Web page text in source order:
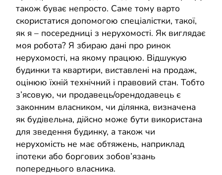
також буває непросто. Саме тому варто
скористатися допомогою спеціалістки, такої,
як я – посередниці з нерухомості. Як виглядає
моя робота? Я збираю дані про ринок
нерухомості, на якому працюю. Відшукую
будинки та квартири, виставлені на продаж,
оцінюю їхній технічний і правовий стан. Тобто
з’ясовую, чи продавець/орендодавець є
законним власником, чи ділянка, визначена
як будівельна, дійсно може бути використана
для зведення будинку, а також чи
нерухомість не має обтяжень, наприклад
іпотеки або боргових зобов’язань
попереднього власника.